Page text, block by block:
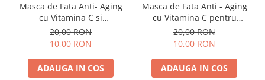
Masca de Fata Anti- Aging
cu Vitamina C si
Niacinamide pentru
Luminozitate 1 buc x 25 g -
Dr. Rashel VC Vitamin C
Niacinamide & Brightening
Essence Mask
20,00 RON
10,00 RON
ADAUGA IN COS
Masca de Fata Anti - Aging
cu Vitamina C pentru
Luminozitate 1 buc x 28g -
Dr. Rashel Vitamin C
Brightening & Anti-Aging
Silk Mask
20,00 RON
10,00 RON
ADAUGA IN COS